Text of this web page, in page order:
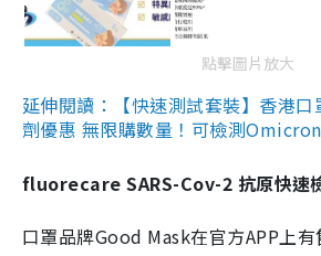
點擊圖片放大
延伸閱讀：【快速測試套裝】香港
劑優惠 無限購數量！可檢測
fluorecare SARS-Cov-2 抗原快速
口罩品牌Good Mask在官方APP上